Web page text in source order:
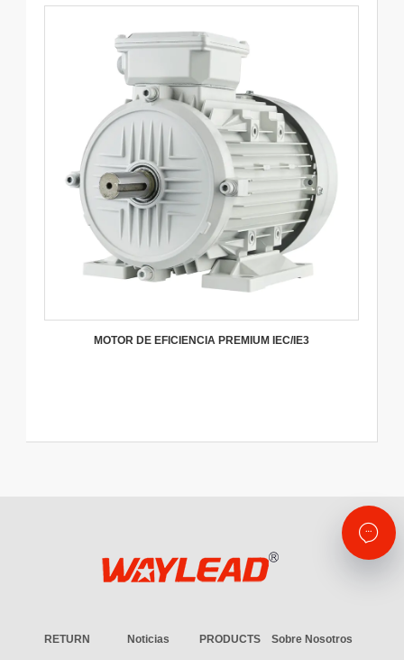
MOTOR DE EFICIENCIA PREMIUM IEC/IE3
RETURN Noticias PRODUCTS Sobre Nosotros